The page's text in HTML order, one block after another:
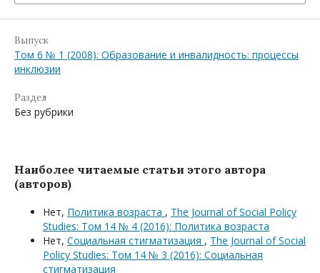
Выпуск
Том 6 № 1 (2008): Образование и инвалидность: процессы
инклюзии
Раздел
Без рубрики
Наиболее читаемые статьи этого автора
(авторов)
Нет, Политика возраста , The Journal of Social Policy
Studies: Том 14 № 4 (2016): Политика возраста
Нет, Социальная стигматизация , The Journal of Social
Policy Studies: Том 14 № 3 (2016): Социальная
стигматизация